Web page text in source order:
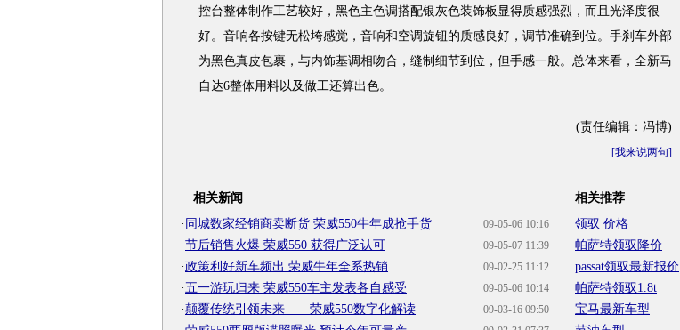
控台整体制作工艺较好，黑色主色调搭配银灰色装饰板显得质感强烈，而且光泽度很
好。音响各按键无松垮感觉，音响和空调旋钮的质感良好，调节准确到位。手刹车外部
为黑色真皮包裹，与内饰基调相吻合，缝制细节到位，但手感一般。总体来看，全新马
自达6整体用料以及做工还算出色。
(责任编辑：冯博)
[我来说两句]
相关新闻
09-05-06 10:16
· 同城数家经销商卖断货 荣威550牛年成抢手货
09-05-07 11:39
·节后销售火爆 荣威550 获得广泛认可
09-02-25 11:12
·政策利好新车频出 荣威牛年全系热销
09-05-06 10:14
·五一游玩归来 荣威550车主发表各自感受
09-03-16 09:50
·颠覆传统引领未来——荣威550数字化解读
相关推荐
领驭 价格
帕萨特领驭降价
passat领驭最新报价
帕萨特领驭1.8t
宝马最新车型